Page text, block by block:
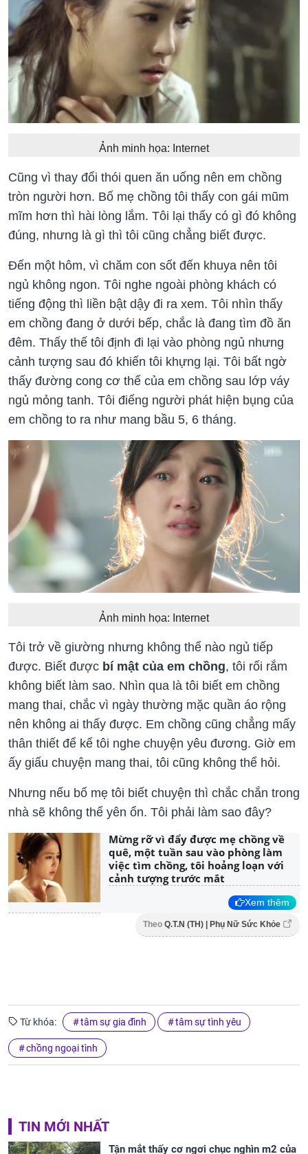
Ảnh minh họa: Internet
Cũng vì thay đổi thói quen ăn uống nên em chồng
tròn người hơn. Bố mẹ chồng tôi thấy con gái mũm
mĩm hơn thì hài lòng lắm. Tôi lại thấy có gì đó không
đúng, nhưng là gì thì tôi cũng chẳng biết được.
Đến một hôm, vì chăm con sốt đến khuya nên tôi
ngủ không ngon. Tôi nghe ngoài phòng khách có
tiếng động thì liền bật dậy đi ra xem. Tôi nhìn thấy
em chồng đang ở dưới bếp, chắc là đang tìm đồ ăn
đêm. Thấy thế tôi định đi lại vào phòng ngủ nhưng
cảnh tượng sau đó khiến tôi khựng lại. Tôi bất ngờ
thấy đường cong cơ thể của em chồng sau lớp váy
ngủ mỏng tanh. Tôi điếng người phát hiện bụng của
em chồng to ra như mang bầu 5, 6 tháng.
Ảnh minh họa: Internet
Tôi trở về giường nhưng không thể nào ngủ tiếp
được. Biết được bí mật của em chồng, tôi rối rắm
không biết làm sao. Nhìn qua là tôi biết em chồng
mang thai, chắc vì ngày thường mặc quần áo rộng
nên không ai thấy được. Em chồng cũng chẳng mấy
thân thiết để kể tôi nghe chuyện yêu đương. Giờ em
ấy giấu chuyện mang thai, tôi cũng không thể hỏi.
Nhưng nếu bố mẹ tôi biết chuyện thì chắc chắn trong
nhà sẽ không thể yên ổn. Tôi phải làm sao đây?
Mừng rỡ vì đẩy được mẹ chồng về
quê, một tuần sau vào phòng làm
việc tìm chồng, tôi hoảng loạn với
cảnh tượng trước mắt
Xem thêm
Theo Q.T.N (TH) | Phụ Nữ Sức Khỏe
Từ khóa: tâm sự gia đình tâm sự tình yêu
chồng ngoại tình
TIN MỚI NHẤT
Tận mắt thấy cơ ngơi chục nghìn m2 của